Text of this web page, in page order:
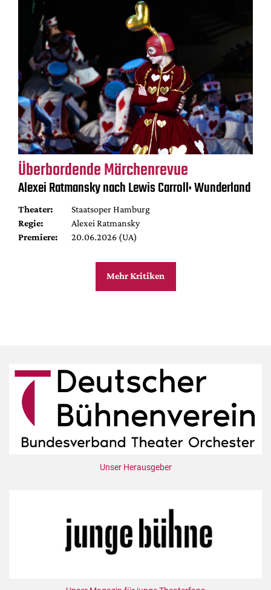
Überbordende Märchenrevue
Alexei Ratmansky nach Lewis Carroll: Wunderland
Theater:
Staatsoper Hamburg
Regie:
Alexei Ratmansky
Premiere:
20.06.2026 (UA)
Mehr Kritiken
Unser Herausgeber